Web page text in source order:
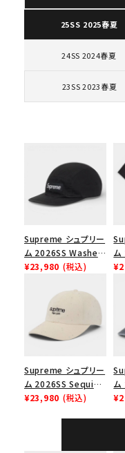
人気ワード 2026SS
キャップ・ハッ
ショルダー・
シーズンから探す
並び順
価格から探す
在庫
25SS 2025春夏
24SS 2024春夏
23SS 2023春夏
Supreme シュプリー
ム 2026SS Washed
Chino Twill Camp
ノツイル キャンプキャ
ップ ブラック
¥23,980 (税込)
ム
Supreme シュプリー
ム 2026SS Sequin
Denim Classic
¥23,980 (税込)
ム